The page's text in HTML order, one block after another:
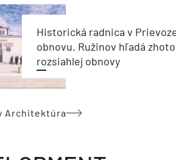
Historická radnica v
obnovu. Ružinov hľadá
rozsiahlej obnovy
Architektúra